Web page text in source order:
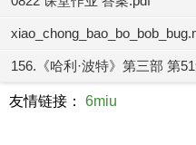
156.《哈利·波特》第三部 第
友情链接： 6miu